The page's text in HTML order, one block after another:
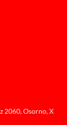
2060, Osorno, X